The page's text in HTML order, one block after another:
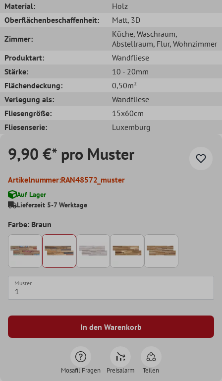
Material:
Holz
Oberflächenbeschaffenheit:
Matt, 3D
Zimmer:
Küche, Waschraum,
Abstellraum, Flur, Wohnzimmer
Produktart:
Wandfliese
Stärke:
10 - 20mm
Flächendeckung:
0,50m²
Verlegung als:
Wandfliese
Fliesengröße:
15x60cm
Fliesenserie:
Luxemburg
9,90 €* pro Muster
Artikelnummer:RAN48572_muster
Auf Lager
Lieferzeit 5-7 Werktage
Farbe: Braun
Muster
In den Warenkorb
Mosafil Fragen Preisalarm Teilen